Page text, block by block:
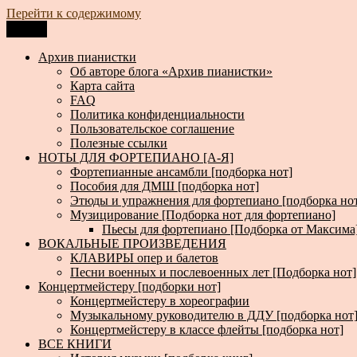
Перейти к содержимому
Архив пианистки
Всё для пианистов: ноты, книги, музыка, статьи…
Архив пианистки
Об авторе блога «Архив пианистки»
Карта сайта
FAQ
Политика конфиденциальности
Пользовательское соглашение
Полезные ссылки
НОТЫ ДЛЯ ФОРТЕПИАНО [А-Я]
Фортепианные ансамбли [подборка нот]
Пособия для ДМШ [подборка нот]
Этюды и упражнения для фортепиано [подборка
Музицирование [Подборка нот для фортепиано]
Пьесы для фортепиано [Подборка от
ВОКАЛЬНЫЕ ПРОИЗВЕДЕНИЯ
КЛАВИРЫ опер и балетов
Песни военных и послевоенных лет [Подборка нот]
Концертмейстеру [подборки нот]
Концертмейстеру в хореографии
Музыкальному руководителю в ДДУ [подборка нот]
Концертмейстеру в классе флейты [подборка нот]
ВСЕ КНИГИ